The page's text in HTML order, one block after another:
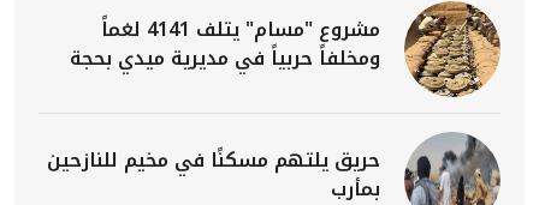
مشروع "مسام" يتلف 4141 لغماً
ومخلفاً حربياً في مديرية ميدي بحجة
حريق يلتهم مسكنًا في مخيم للنازحين
بمأرب